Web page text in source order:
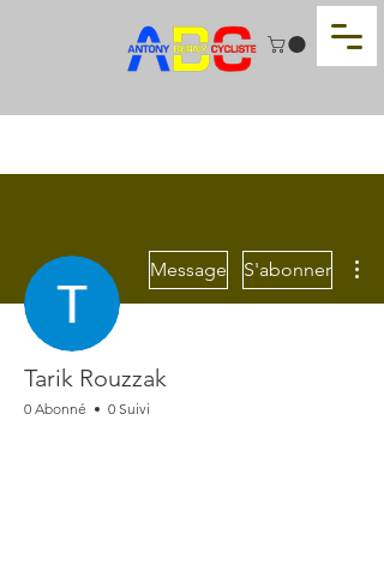
Message S'abonner
Tarik Rouzzak
0 Abonné 0 Suivi